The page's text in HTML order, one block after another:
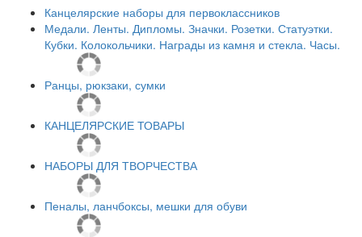
Канцелярские наборы для первоклассников
Медали. Ленты. Дипломы. Значки. Розетки. Статуэтки.
Кубки. Колокольчики. Награды из камня и стекла. Часы.
Ранцы, рюкзаки, сумки
КАНЦЕЛЯРСКИЕ ТОВАРЫ
НАБОРЫ ДЛЯ ТВОРЧЕСТВА
Пеналы, ланчбоксы, мешки для обуви